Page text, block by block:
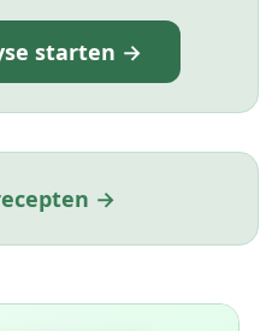
starten →
→